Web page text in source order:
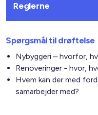
Reglerne
Spørgsmål til drøftelse
Nybyggeri – hvorfor,
Renoveringer - hvor,
Hvem kan der med
samarbejder med?